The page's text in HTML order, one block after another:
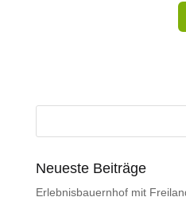
Neueste Beiträge
Erlebnisbauernhof mit